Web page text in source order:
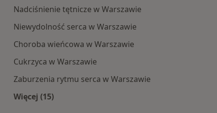
Nadciśnienie tętnicze w Warszawie
Niewydolność serca w Warszawie
Choroba wieńcowa w Warszawie
Cukrzyca w Warszawie
Zaburzenia rytmu serca w Warszawie
Więcej (15)